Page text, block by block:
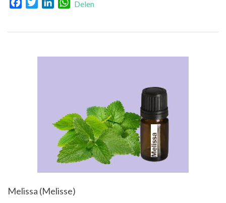
FacebookTwitterLinkedInWhatsApp
Delen
Melissa (Melisse)